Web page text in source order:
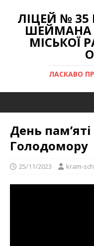
ЛІЦЕЙ № 35
ШЕЙМАНА
МІСЬКОЇ
ЛАСКАВО
День
Голодомору
25/11/2023 kram-